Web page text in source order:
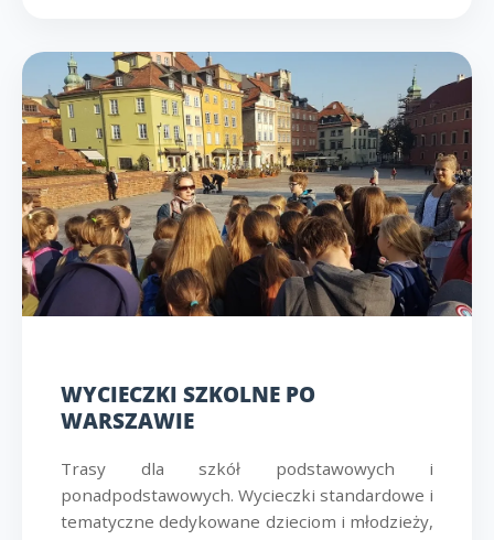
WYCIECZKI SZKOLNE PO
WARSZAWIE
Trasy dla szkół podstawowych i
ponadpodstawowych. Wycieczki standardowe i
tematyczne dedykowane dzieciom i młodzieży,